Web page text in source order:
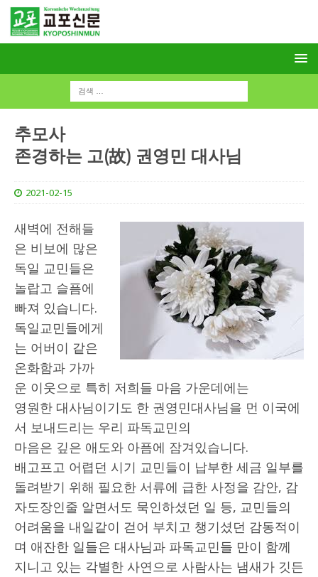
추모사
존경하는 고(故) 권영민 대사님
2021-02-15
새벽에 전해들
은 비보에 많은
독일 교민들은
놀랍고 슬픔에
빠져 있습니다.
독일교민들에게
는 어버이 같은
온화함과 가까
운 이웃으로 특히 저희들 마음 가운데에는
영원한 대사님이기도 한 권영민대사님을 먼 이국에
서 보내드리는 우리 파독교민의
마음은 깊은 애도와 아픔에 잠겨있습니다.
배고프고 어렵던 시기 교민들이 납부한 세금 일부를
돌려받기 위해 필요한 서류에 급한 사정을 감안, 감
자도장인줄 알면서도 묵인하셨던 일 등, 교민들의
어려움을 내일같이 걷어 부치고 챙기셨던 감동적이
며 애잔한 일들은 대사님과 파독교민들 만이 함께
지니고 있는 각별한 사연으로 사람사는 냄새가 깃든